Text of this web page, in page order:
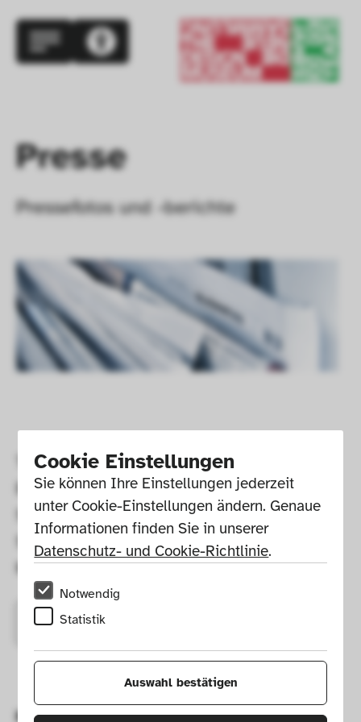
Cookie Einstellungen
Sie können Ihre Einstellungen jederzeit
unter Cookie-Einstellungen ändern. Genaue
Informationen finden Sie in unserer
Datenschutz- und Cookie-Richtlinie.
Notwendig
Statistik
Auswahl bestätigen
Presse
Pressefotos und -berichte
Text- und Bildmaterial zur aktuellen
Berichterstattung über Die Neue
Sammlung – The Design Museum erhalten
Sie auf der Presseseite der Pinakothek der
Moderne:
Zum Pressebereich
Kontaktieren Sie gerne auch: